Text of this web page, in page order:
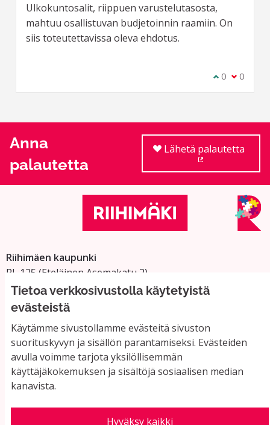
Tietoa verkkosivustolla käytetyistä
evästeistä
Käytämme sivustollamme evästeitä sivuston
suorituskyvyn ja sisällön parantamiseksi. Evästeiden
avulla voimme tarjota yksilöllisemmän
käyttäjäkokemuksen ja sisältöjä sosiaalisen median
kanavista.
Hyväksy kaikki
Ulkokuntosalit, riippuen varustelutasosta,
mahtuu osallistuvan budjetoinnin raamiin. On
siis toteutettavissa oleva ehdotus.
Olen samaa
0 Olen eri
0
Anna
palautetta
Lähetä palautetta
Riihimäen kaupunki
PL 125 (Eteläinen Asemakatu 2)
11101 Riihimäki
Vaihde: 019 758 4000
Sähköpostiosoitteet:
etunimi.sukunimi@riihimaki.fi
Yhteystiedot ja usein kysyttyä
Käyttöehdot